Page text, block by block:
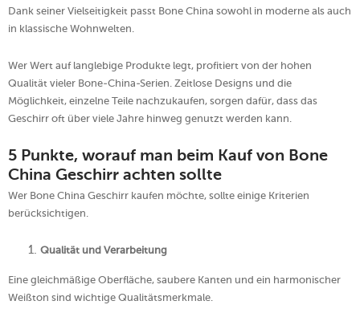
Dank seiner Vielseitigkeit passt Bone China sowohl in moderne als auch
in klassische Wohnwelten.
Wer Wert auf langlebige Produkte legt, profitiert von der hohen
Qualität vieler Bone-China-Serien. Zeitlose Designs und die
Möglichkeit, einzelne Teile nachzukaufen, sorgen dafür, dass das
Geschirr oft über viele Jahre hinweg genutzt werden kann.
5 Punkte, worauf man beim Kauf von Bone
China Geschirr achten sollte
Wer Bone China Geschirr kaufen möchte, sollte einige Kriterien
berücksichtigen.
Qualität und Verarbeitung
Eine gleichmäßige Oberfläche, saubere Kanten und ein harmonischer
Weißton sind wichtige Qualitätsmerkmale.